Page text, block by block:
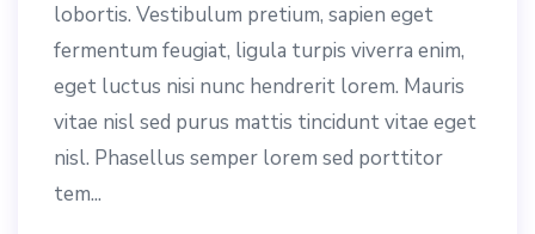
lobortis. Vestibulum pretium, sapien eget
fermentum feugiat, ligula turpis viverra enim,
eget luctus nisi nunc hendrerit lorem. Mauris
vitae nisl sed purus mattis tincidunt vitae eget
nisl. Phasellus semper lorem sed porttitor
tem...